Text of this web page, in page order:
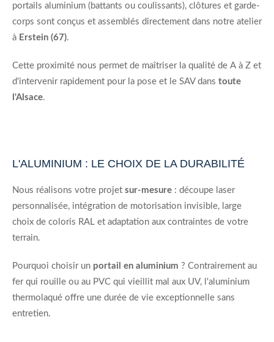
portails aluminium (battants ou coulissants), clôtures et garde-
corps sont conçus et assemblés directement dans notre atelier
à Erstein (67).
Cette proximité nous permet de maîtriser la qualité de A à Z et
d'intervenir rapidement pour la pose et le SAV dans toute
l'Alsace.
L'ALUMINIUM : LE CHOIX DE LA DURABILITÉ
Nous réalisons votre projet sur-mesure : découpe laser
personnalisée, intégration de motorisation invisible, large
choix de coloris RAL et adaptation aux contraintes de votre
terrain.
Pourquoi choisir un portail en aluminium ? Contrairement au
fer qui rouille ou au PVC qui vieillit mal aux UV, l'aluminium
thermolaqué offre une durée de vie exceptionnelle sans
entretien.